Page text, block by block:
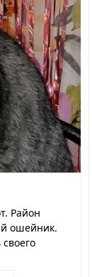
Район
ошейник.